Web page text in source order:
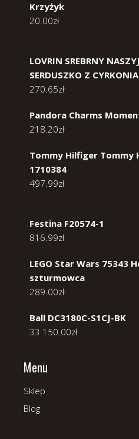
Krzyżyk
20.00zł
LOVRIN SREBRNY
SERDUSZKO Z
270.65zł
Pandora Charms
218.20zł
Tommy Hilfiger Tommy
1710384
497.99zł
Festina F20574-1
816.99zł
LEGO Star Wars 75343
szturmowca
289.00zł
Ball DC3180C-S1CJ-BK
33 150.00zł
Menu
Sklep
Blog